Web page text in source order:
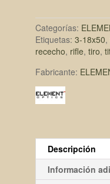
Categorías:
Etiquetas: 3-18x50,
rececho, rifle, tiro,
Fabricante:
Descripción
Información